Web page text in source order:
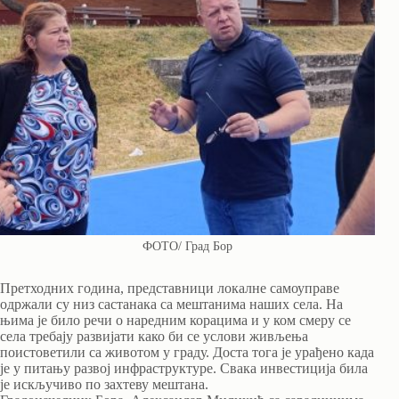
ФОТО/ Град Бор
Претходних година, представници локалне самоуправе
одржали су низ састанака са мештанима наших села. На
њима је било речи о наредним корацима и у ком смеру се
села требају развијати како би се услови живљења
поистоветили са животом у граду. Доста тога је урађено када
је у питању развој инфраструктуре. Свака инвестиција била
је искључиво по захтеву мештана.